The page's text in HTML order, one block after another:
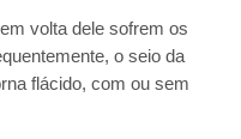
volta dele sofrem os
o seio da
flácido, com ou sem